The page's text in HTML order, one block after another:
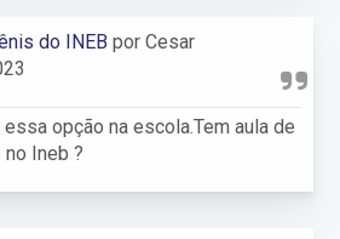
do INEB por Cesar
opção na escola.Tem aula de
Ineb ?